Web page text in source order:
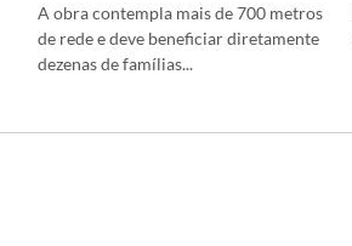
A obra contempla mais de 700 metros
de rede e deve beneficiar diretamente
dezenas de famílias...